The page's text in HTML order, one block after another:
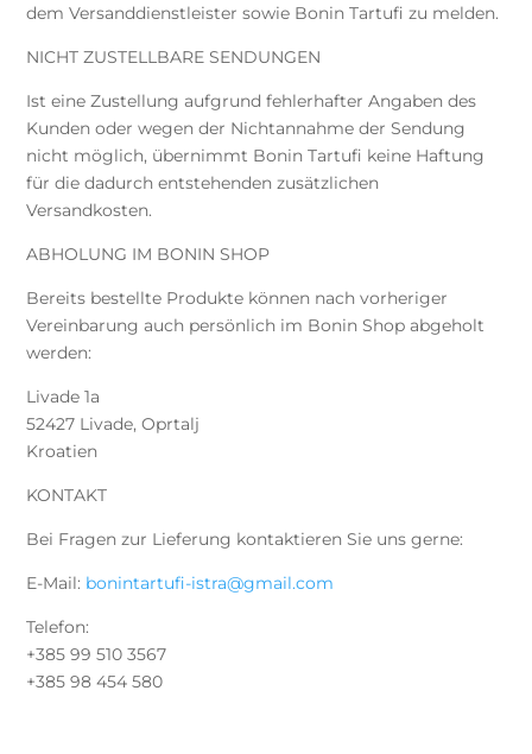
dem Versanddienstleister sowie Bonin Tartufi zu melden.
NICHT ZUSTELLBARE SENDUNGEN
Ist eine Zustellung aufgrund fehlerhafter Angaben des
Kunden oder wegen der Nichtannahme der Sendung
nicht möglich, übernimmt Bonin Tartufi keine Haftung
für die dadurch entstehenden zusätzlichen
Versandkosten.
ABHOLUNG IM BONIN SHOP
Bereits bestellte Produkte können nach vorheriger
Vereinbarung auch persönlich im Bonin Shop abgeholt
werden:
Livade 1a
52427 Livade, Oprtalj
Kroatien
KONTAKT
Bei Fragen zur Lieferung kontaktieren Sie uns gerne:
E-Mail: bonintartufi-istra@gmail.com
Telefon:
+385 99 510 3567
+385 98 454 580